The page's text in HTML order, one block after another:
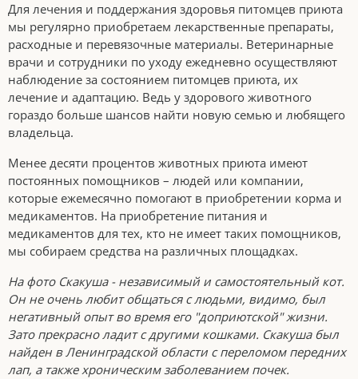
Для лечения и поддержания здоровья питомцев приюта
мы регулярно приобретаем лекарственные препараты,
расходные и перевязочные материалы. Ветеринарные
врачи и сотрудники по уходу ежедневно осуществляют
наблюдение за состоянием питомцев приюта, их
лечение и адаптацию. Ведь у здорового животного
гораздо больше шансов найти новую семью и любящего
владельца.
Менее десяти процентов животных приюта имеют
постоянных помощников – людей или компании,
которые ежемесячно помогают в приобретении корма и
медикаментов. На приобретение питания и
медикаментов для тех, кто не имеет таких помощников,
мы собираем средства на различных площадках.
На фото Скакуша - независимый и самостоятельный кот.
Он не очень любит общаться с людьми, видимо, был
негативный опыт во время его "доприютской" жизни.
Зато прекрасно ладит с другими кошками. Скакуша был
найден в Ленинградской области с переломом передних
лап, а также хроническим заболеванием почек.